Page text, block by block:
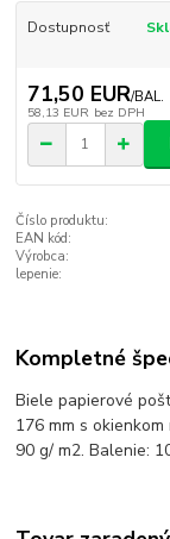
Dostupnosť
71,50 EUR/BAL.
58,13 EUR bez DPH
Číslo produktu:
EAN kód:
Výrobca:
lepenie:
Kompletné
Biele papierové
176 mm s
90 g/ m2. Balenie: